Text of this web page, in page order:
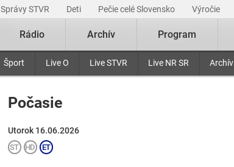
Správy STVR Deti Pečie celé Slovensko Výročie
Šport Live O Live STVR Live NR SR Archív
Rádio Archív Program
Počasie
Utorok 16.06.2026